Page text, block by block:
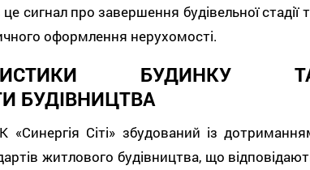
сигнал про завершення будівельної стадії
оформлення нерухомості.
БУДИНКУ
БУДІВНИЦТВА
Сіті» збудований із
житлового будівництва, що